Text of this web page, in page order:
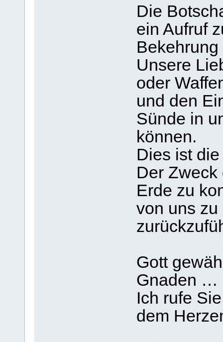
Die
ein Aufruf
Unsere
oder
und den
Sünde in
können.
Dies ist die
Der Zweck
Erde zu
von uns
Gott
Gnaden …
Ich rufe
dem